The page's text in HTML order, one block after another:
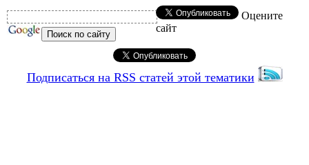
Оцените
сайт
Подписаться на RSS статей этой тематики